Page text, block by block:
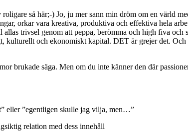
så här;-) Jo, ju mer sann min dröm om en värld
orkar vara kreativa, produktiva och effektiva hela
trivsel genom att peppa, berömma och high fiva
kulturellt och ekonomiskt kapital. DET är grejer det.
brukade säga. Men om du inte känner den där
eller ”egentligen skulle jag vilja, men…”
relation med dess innehåll